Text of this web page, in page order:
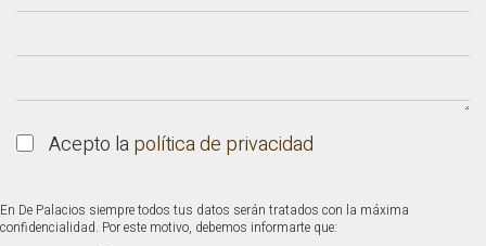
Acepto lapolítica de privacidad
En De Palacios siempre todos tus datos serán tratados con la máxima
confidencialidad. Por este motivo, debemos informarte que: